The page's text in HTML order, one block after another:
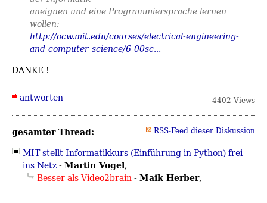
aneignen und eine Programmiersprache lernen
wollen:
http://ocw.mit.edu/courses/electrical-engineering-
and-computer-science/6-00sc...
DANKE !
antworten 4402 Views
gesamter Thread: RSS-Feed dieser Diskussion
MIT stellt Informatikkurs (Einführung in Python) frei
ins Netz- Martin Vogel,
Besser als Video2brain- Maik Herber,